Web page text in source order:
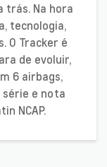
trás. Na hora
tecnologia,
O Tracker é
de evoluir,
6 airbags,
série e nota
NCAP.